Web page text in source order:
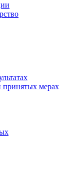
принятых мерах